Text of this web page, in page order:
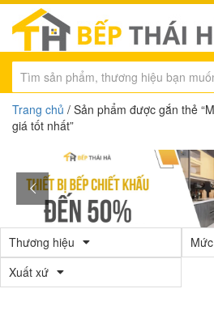
Trang chủ / Sản phẩm được gắn thẻ
giá tốt nhất”
Thương hiệu
Xuất xứ